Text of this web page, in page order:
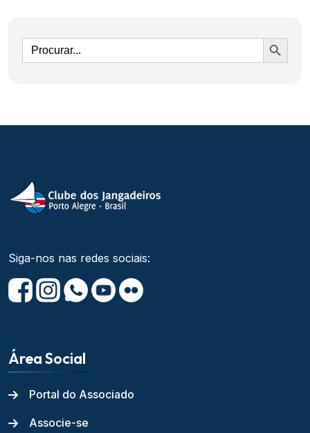
Ir
Siga-nos nas redes sociais:
Área Social
Portal do Associado
Associe-se